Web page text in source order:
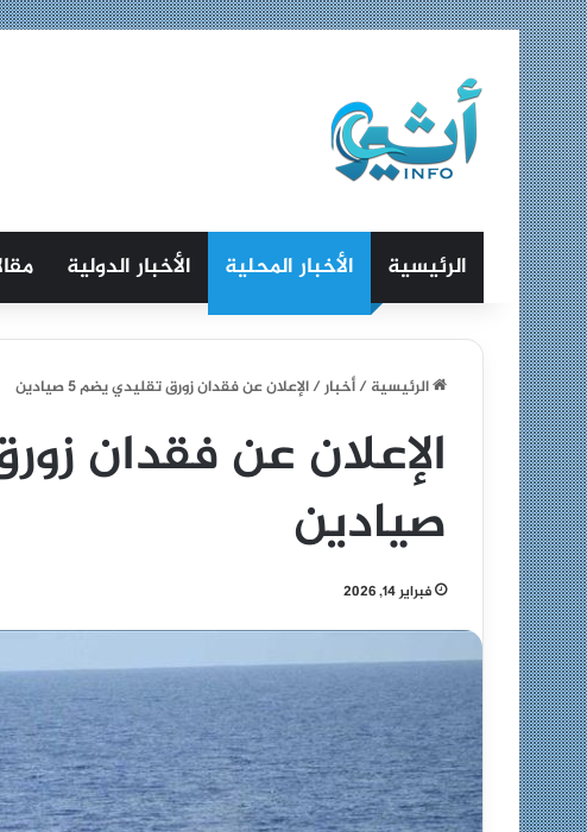
الرئيسية الأخبار المحلية الأخبار الدولية
الرئيسية/أخبار/الإعلان عن فقدان زورق تقليدي يضم 5 صيادين
صيادين
فبراير 14, 2026